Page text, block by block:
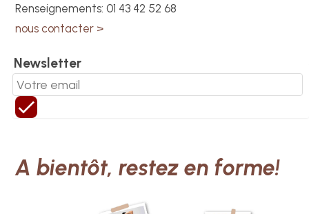
Renseignements: 01 43 42 52 68
nous contacter >
Newsletter
A bientôt, restez en forme!